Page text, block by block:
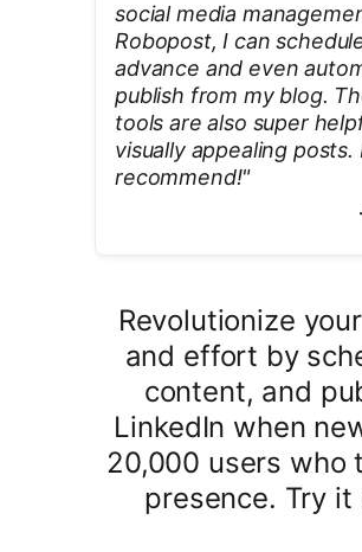
social media
Robopost, I can
advance and even
publish from my blog.
tools are also super
visually appealing posts.
recommend!"
Revolutionize
and effort by
content, and
LinkedIn when
20,000 users who
presence. Try